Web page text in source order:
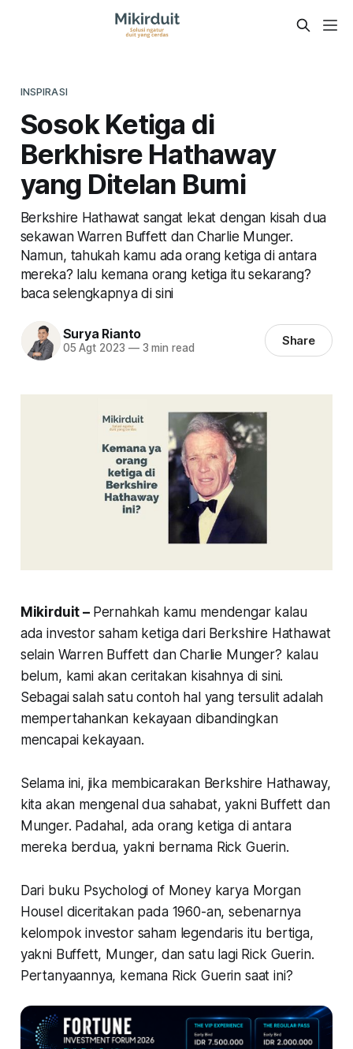
INSPIRASI
Sosok Ketiga di
Berkhisre Hathaway
yang Ditelan Bumi
Berkshire Hathawat sangat lekat dengan kisah dua
sekawan Warren Buffett dan Charlie Munger.
Namun, tahukah kamu ada orang ketiga di antara
mereka? lalu kemana orang ketiga itu sekarang?
baca selengkapnya di sini
Surya Rianto
05 Agt 2023 —3 min read Share
Mikirduit – Pernahkah kamu mendengar kalau
ada investor saham ketiga dari Berkshire Hathawat
selain Warren Buffett dan Charlie Munger? kalau
belum, kami akan ceritakan kisahnya di sini.
Sebagai salah satu contoh hal yang tersulit adalah
mempertahankan kekayaan dibandingkan
mencapai kekayaan.
Selama ini, jika membicarakan Berkshire Hathaway,
kita akan mengenal dua sahabat, yakni Buffett dan
Munger. Padahal, ada orang ketiga di antara
mereka berdua, yakni bernama Rick Guerin.
Dari buku Psychologi of Money karya Morgan
Housel diceritakan pada 1960-an, sebenarnya
kelompok investor saham legendaris itu bertiga,
yakni Buffett, Munger, dan satu lagi Rick Guerin.
Pertanyaannya, kemana Rick Guerin saat ini?